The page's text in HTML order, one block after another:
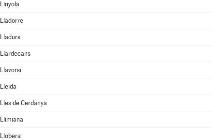
Linyola
Lladorre
Lladurs
Llardecans
Llavorsí
Lleida
Lles de Cerdanya
Llimiana
Llobera